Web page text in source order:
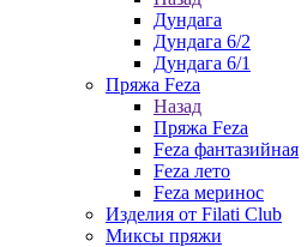
Дундага
Дундага 6/2
Дундага 6/1
Пряжа Feza
Назад
Пряжа Feza
Feza фантазийная
Feza лето
Feza меринос
Изделия от Filati Club
Миксы пряжи